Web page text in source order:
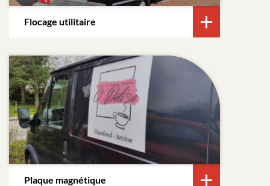
Flocage utilitaire
Plaque magnétique